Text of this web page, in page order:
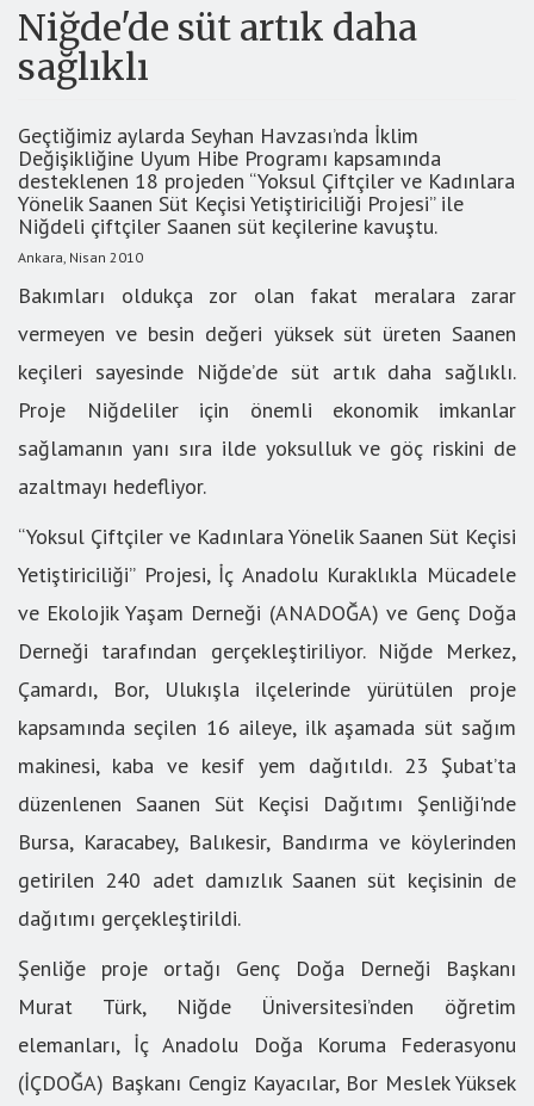
Niğde'de süt artık daha
sağlıklı
Geçtiğimiz aylarda Seyhan Havzası’nda İklim
Değişikliğine Uyum Hibe Programı kapsamında
desteklenen 18 projeden “Yoksul Çiftçiler ve Kadınlara
Yönelik Saanen Süt Keçisi Yetiştiriciliği Projesi” ile
Niğdeli çiftçiler Saanen süt keçilerine kavuştu.
Ankara, Nisan 2010
Bakımları oldukça zor olan fakat meralara zarar
vermeyen ve besin değeri yüksek süt üreten Saanen
keçileri sayesinde Niğde’de süt artık daha sağlıklı.
Proje Niğdeliler için önemli ekonomik imkanlar
sağlamanın yanı sıra ilde yoksulluk ve göç riskini de
azaltmayı hedefliyor.
“Yoksul Çiftçiler ve Kadınlara Yönelik Saanen Süt Keçisi
Yetiştiriciliği” Projesi, İç Anadolu Kuraklıkla Mücadele
ve Ekolojik Yaşam Derneği (ANADOĞA) ve Genç Doğa
Derneği tarafından gerçekleştiriliyor. Niğde Merkez,
Çamardı, Bor, Ulukışla ilçelerinde yürütülen proje
kapsamında seçilen 16 aileye, ilk aşamada süt sağım
makinesi, kaba ve kesif yem dağıtıldı. 23 Şubat’ta
düzenlenen Saanen Süt Keçisi Dağıtımı Şenliği'nde
Bursa, Karacabey, Balıkesir, Bandırma ve köylerinden
getirilen 240 adet damızlık Saanen süt keçisinin de
dağıtımı gerçekleştirildi.
Şenliğe proje ortağı Genç Doğa Derneği Başkanı
Murat Türk, Niğde Üniversitesi’nden öğretim
elemanları, İç Anadolu Doğa Koruma Federasyonu
(İÇDOĞA) Başkanı Cengiz Kayacılar, Bor Meslek Yüksek